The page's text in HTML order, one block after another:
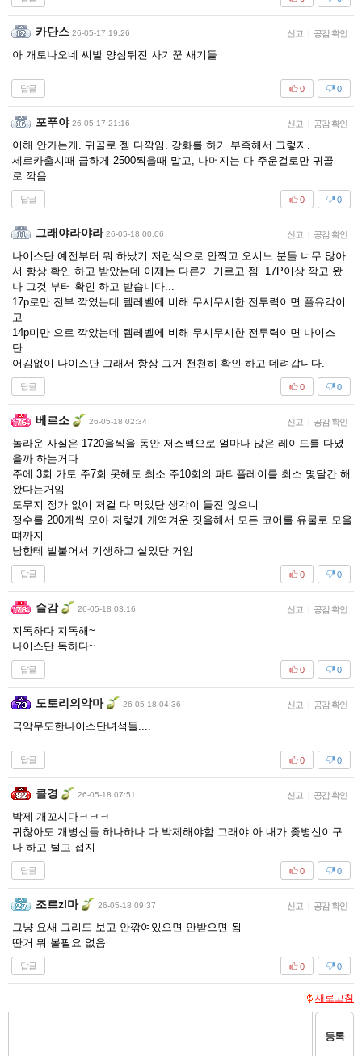
카단스 26-05-17 19:26 신고 | 공감 확인
아 개토나오네 씨발 양심뒤진 사기꾼 새기들
답글 0
0
포푸야 26-05-17 21:16 신고 | 공감 확인
이해 안가는게. 귀골로 젬 다깍임. 강화를 하기 부족해서 그렇지.
세르카출시때 급하게 2500찍을때 말고, 나머지는 다 주운걸로만 귀골
로 깍음.
답글 0
0
그래야라야라 26-05-18 00:06 신고 | 공감 확인
나이스단 예전부터 뭐 하났기 저런식으로 안찍고 오시느 분들 너무 많아
서 항상 확인 하고 받았는데 이제는 다른거 거르고 젬 17P이상 깍고 왔
나 그것 부터 확인 하고 받습니다...
17p로만 전부 깍였는데 템레벨에 비해 무시무시한 전투력이면 풀유각이
고
14p미만 으로 깍았는데 템레벨에 비해 무시무시한 전투력이면 나이스
단 ....
어김없이 나이스단 그래서 항상 그거 천천히 확인 하고 데려갑니다.
답글 0
0
베르소 26-05-18 02:34 신고 | 공감 확인
놀라운 사실은 1720을찍을 동안 저스펙으로 얼마나 많은 레이드를 다녔
을까 하는거다
주에 3회 가토 주7회 못해도 최소 주10회의 파티플레이를 최소 몇달간 해
왔다는거임
도무지 정가 없이 저걸 다 먹었단 생각이 들진 않으니
정수를 200개씩 모아 저렇게 개역겨운 짓을해서 모든 코어를 유물로 모을
떄까지
남한테 빌붙어서 기생하고 살았단 거임
답글 0
0
슬감 26-05-18 03:16 신고 | 공감 확인
지독하다 지독해~
나이스단 독하다~
답글 0
0
도토리의악마 26-05-18 04:36 신고 | 공감 확인
극악무도한나이스단녀석들....
답글 0
0
클경 26-05-18 07:51 신고 | 공감 확인
박제 개꼬시다ㅋㅋㅋ
귀찮아도 개병신들 하나하나 다 박제해야함 그래야 아 내가 좆병신이구
나 하고 털고 접지
답글 0
0
조르zl마 26-05-18 09:37 신고 | 공감 확인
그냥 요새 그리드 보고 안깎여있으면 안받으면 됨
딴거 뭐 볼필요 없음
답글 0
0
새로고침
등록